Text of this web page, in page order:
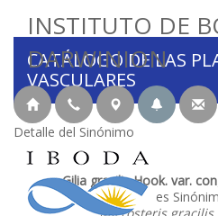
INSTITUTO DE
DARWINION
CATÁLOGO DE LAS
VASCULARES
Detalle del Sinónimo
Gilia gracilis Hook. var.
es